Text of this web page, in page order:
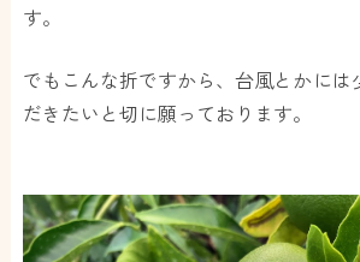
す。
でもこんな折ですから、台風とかには
だきたいと切に願っております。